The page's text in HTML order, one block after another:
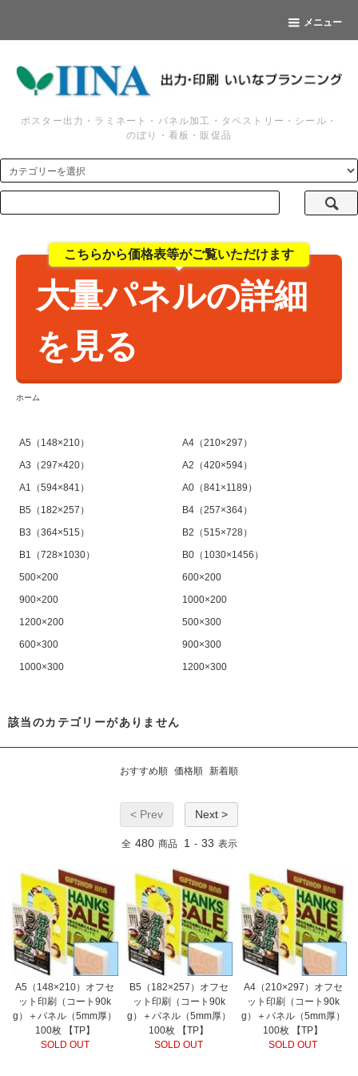
メニュー
ポスター出力・ラミネート・パネル加工・タペストリー・シール・
のぼり・看板・販促品
こちらから価格表等がご覧いただけます
大量パネルの詳細
を見る
ホーム
A5（148×210）
A4（210×297）
A3（297×420）
A2（420×594）
A1（594×841）
A0（841×1189）
B5（182×257）
B4（257×364）
B3（364×515）
B2（515×728）
B1（728×1030）
B0（1030×1456）
500×200
600×200
900×200
1000×200
1200×200
500×300
600×300
900×300
1000×300
1200×300
該当のカテゴリーがありません
おすすめ順 価格順 新着順
< Prev Next >
全 480 商品 1 - 33 表示
A5（148×210）オフセ
ット印刷（コート90k
g）＋パネル（5mm厚）
100枚 【TP】
SOLD OUT
B5（182×257）オフセ
ット印刷（コート90k
g）＋パネル（5mm厚）
100枚 【TP】
SOLD OUT
A4（210×297）オフセ
ット印刷（コート90k
g）＋パネル（5mm厚）
100枚 【TP】
SOLD OUT